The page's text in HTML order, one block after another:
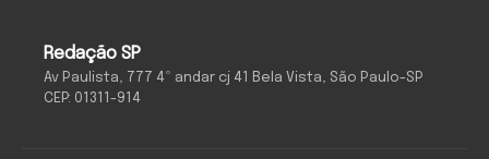
Redação SP
Av Paulista, 777 4º andar cj 41 Bela Vista, São Paulo-SP
CEP: 01311-914